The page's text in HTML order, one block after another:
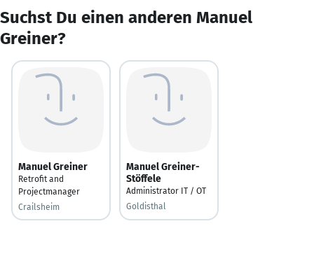
Suchst Du einen anderen Manuel
Greiner?
Manuel Greiner
Retrofit and
Projectmanager
Crailsheim
Manuel Greiner-
Stöffele
Administrator IT / OT
Goldisthal